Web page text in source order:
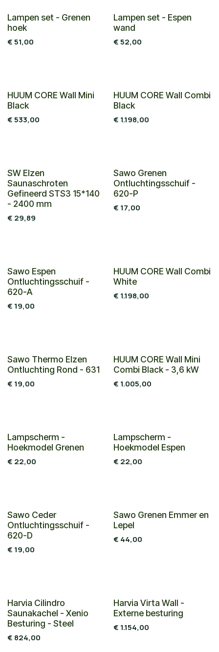
Combi deal
Lampen set - Grenen
hoek
€51,00 Combi deal
Lampen set - Espen
wand
€52,00
Nieuw!
HUUM CORE Wall Mini
Black
€533,00
Nieuw!
HUUM CORE Wall Combi
Black
€ 1.198,00
Duurzame keuze
SW Elzen
Saunaschroten
Gefineerd STS3 15*140
- 2400 mm
€ 29,89
Sawo Grenen
Ontluchtingsschuif -
620-P
€ 17,00
Sawo Espen
Ontluchtingsschuif -
620-A
€ 19,00
Nieuw!
HUUM CORE Wall Combi
White
€ 1.198,00
Sawo Thermo Elzen
Ontluchting Rond - 631
€ 19,00
Nieuw!
HUUM CORE Wall Mini
Combi Black - 3,6 kW
€ 1.005,00
Lampscherm -
Hoekmodel Grenen
€ 22,00
Lampscherm -
Hoekmodel Espen
€ 22,00
Sawo Ceder
Ontluchtingsschuif -
620-D
€ 19,00
Sawo Grenen Emmer en
Lepel
€ 44,00
Harvia Cilindro
Saunakachel - Xenio
Besturing - Steel
€ 824,00
Nieuw!
Harvia Virta Wall -
Externe besturing
€ 1.154,00